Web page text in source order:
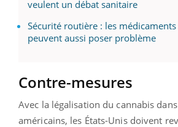
veulent un débat sanitaire
Sécurité routière : les
peuvent aussi poser problème
Contre-mesures
Avec la légalisation du cannabis
américains, les États-Unis doivent